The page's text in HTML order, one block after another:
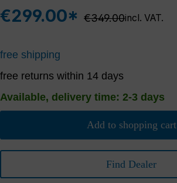
€299.00* Regular price:
€349.00incl. VAT.
free shipping
free returns within 14 days
Available, delivery time: 2-3 days
Add to shopping cart
Find Dealer